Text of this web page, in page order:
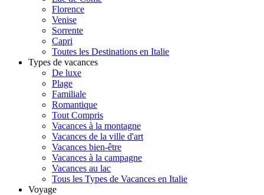
Florence
Venise
Sorrente
Capri
Toutes les Destinations en Italie
Types de vacances
De luxe
Plage
Familiale
Romantique
Tout Compris
Vacances à la montagne
Vacances de la ville d'art
Vacances bien-être
Vacances à la campagne
Vacances au lac
Tous les Types de Vacances en Italie
Voyage